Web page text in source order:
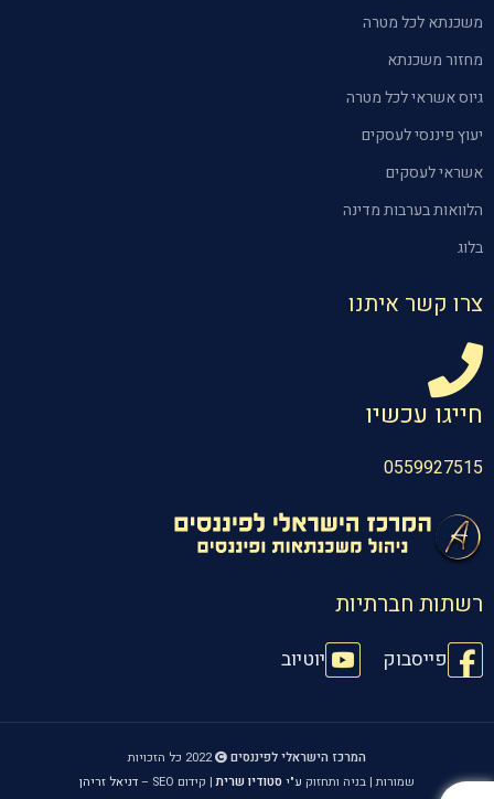
משכנתא לכל מטרה
מחזור משכנתא
גיוס אשראי לכל מטרה
יעוץ פיננסי לעסקים
אשראי לעסקים
הלוואות בערבות מדינה
בלוג
צרו קשר איתנו
חייגו עכשיו
0559927515
רשתות חברתיות
פייסבוק יוטיוב
המרכז הישראלי לפיננסים
2022 כל הזכויות
שמורות | בניה ותחזוק ע"יסטודיו שרית| קידום SEO – דניאל זריהן